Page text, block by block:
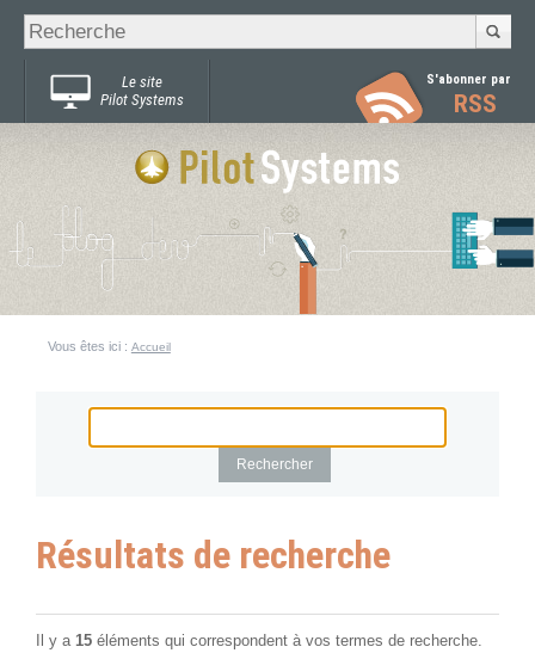
Chercher par
Recherche
avancée…
Le site
Pilot Systems
S'abonner par
RSS
Vous êtes ici : Accueil
Résultats de recherche
Il y a 15 éléments qui correspondent à vos termes de recherche.